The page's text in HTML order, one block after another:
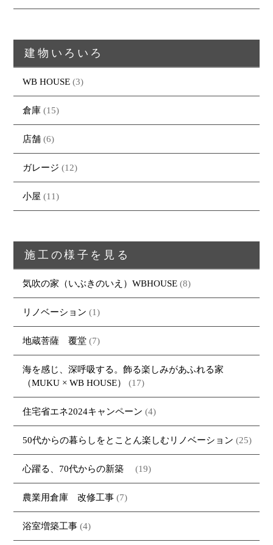
建物いろいろ
WB HOUSE (3)
倉庫 (15)
店舗 (6)
ガレージ (12)
小屋 (11)
施工の様子を見る
気吹の家（いぶきのいえ）WBHOUSE (8)
リノベーション (1)
地蔵菩薩 覆堂 (7)
海を感じ、深呼吸する。飾る楽しみがあふれる家
（MUKU × WB HOUSE）
(17)
住宅省エネ2024キャンペーン (4)
50代からの暮らしをとことん楽しむリノベーション (25)
心躍る、70代からの新築 (19)
農業用倉庫 改修工事 (7)
浴室増築工事 (4)